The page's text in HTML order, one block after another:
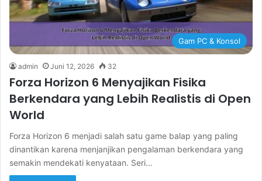
Gam PC & Konsol
admin Juni 12, 2026 32
Forza Horizon 6 Menyajikan Fisika
Berkendara yang Lebih Realistis di Open
World
Forza Horizon 6 menjadi salah satu game balap yang paling
dinantikan karena menjanjikan pengalaman berkendara yang
semakin mendekati kenyataan. Seri…